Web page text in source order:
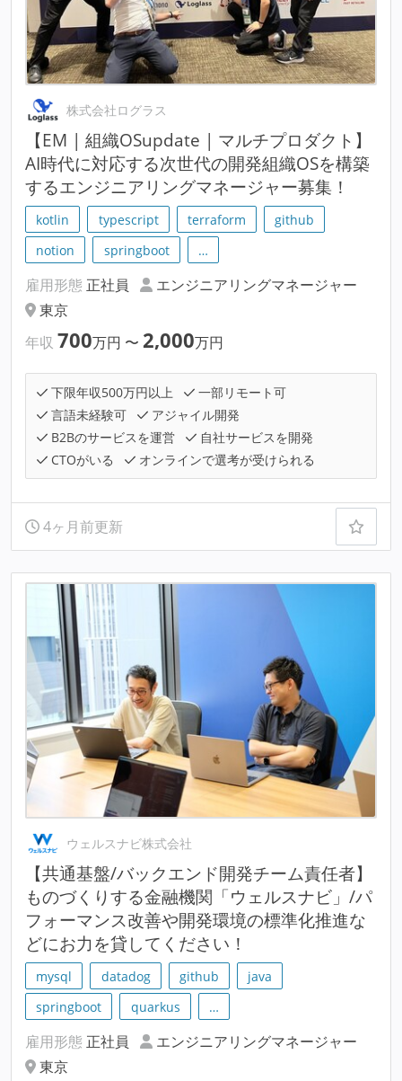
株式会社ログラス
【EM | 組織OSupdate | マルチプロダクト】
AI時代に対応する次世代の開発組織OSを構築
するエンジニアリングマネージャー募集！
kotlin typescript terraform
github
notion
springboot …
雇用形態 正社員
エンジニアリングマネージャー
東京
年収 700万円 〜 2,000万円
下限年収500万円以上
一部リモート可
言語未経験可
アジャイル開発
B2Bのサービスを運営
自社サービスを開発
CTOがいる
オンラインで選考が受けられる
4ヶ月前更新
ウェルスナビ株式会社
【共通基盤/バックエンド開発チーム責任者】
ものづくりする金融機関「ウェルスナビ」/パ
フォーマンス改善や開発環境の標準化推進な
どにお力を貸してください！
mysql datadog github
java
springboot
quarkus …
雇用形態 正社員
エンジニアリングマネージャー
東京